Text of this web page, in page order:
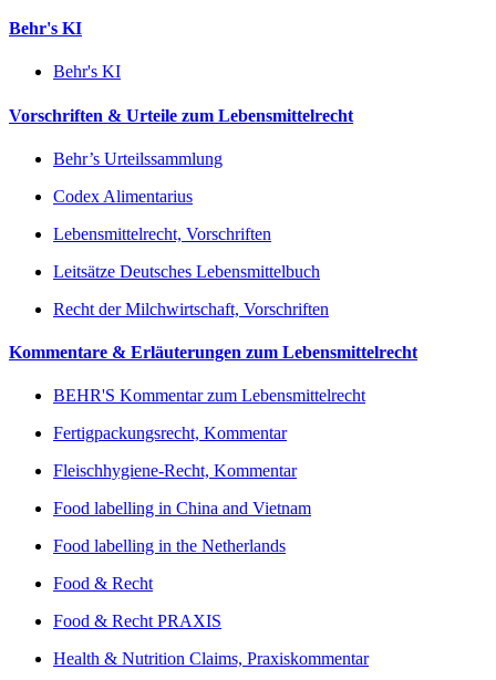
Behr's KI
Behr's KI
Vorschriften & Urteile zum Lebensmittelrecht
Behr’s Urteilssammlung
Codex Alimentarius
Lebensmittelrecht, Vorschriften
Leitsätze Deutsches Lebensmittelbuch
Recht der Milchwirtschaft, Vorschriften
Kommentare & Erläuterungen zum Lebensmittelrecht
BEHR'S Kommentar zum Lebensmittelrecht
Fertigpackungsrecht, Kommentar
Fleischhygiene-Recht, Kommentar
Food labelling in China and Vietnam
Food labelling in the Netherlands
Food & Recht
Food & Recht PRAXIS
Health & Nutrition Claims, Praxiskommentar